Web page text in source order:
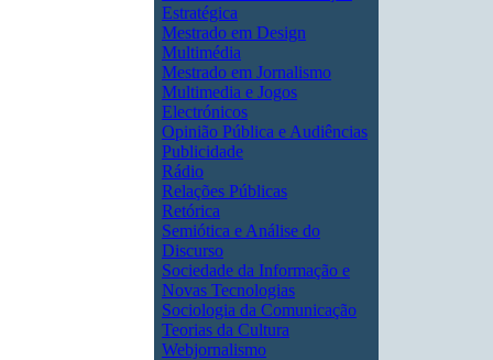
Estratégica
Mestrado em Design
Multimédia
Mestrado em Jornalismo
Multimedia e Jogos
Electrónicos
Opinião Pública e Audiências
Publicidade
Rádio
Relações Públicas
Retórica
Semiótica e Análise do
Discurso
Sociedade da Informação e
Novas Tecnologias
Sociologia da Comunicação
Teorias da Cultura
Webjornalismo